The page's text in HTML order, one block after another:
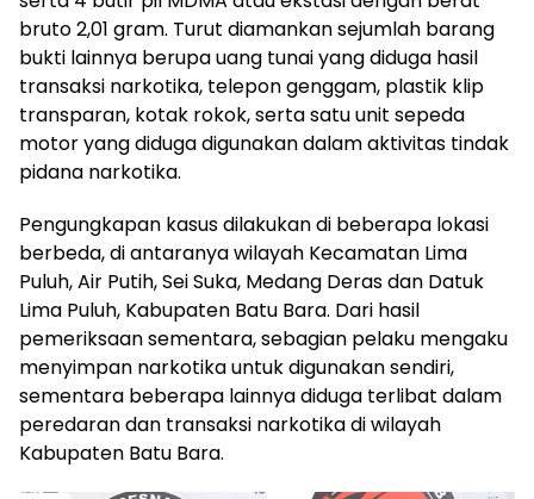
bruto 2,01 gram. Turut diamankan sejumlah barang
bukti lainnya berupa uang tunai yang diduga hasil
transaksi narkotika, telepon genggam, plastik klip
transparan, kotak rokok, serta satu unit sepeda
motor yang diduga digunakan dalam aktivitas tindak
pidana narkotika.
Pengungkapan kasus dilakukan di beberapa lokasi
berbeda, di antaranya wilayah Kecamatan Lima
Puluh, Air Putih, Sei Suka, Medang Deras dan Datuk
Lima Puluh, Kabupaten Batu Bara. Dari hasil
pemeriksaan sementara, sebagian pelaku mengaku
menyimpan narkotika untuk digunakan sendiri,
sementara beberapa lainnya diduga terlibat dalam
peredaran dan transaksi narkotika di wilayah
Kabupaten Batu Bara.